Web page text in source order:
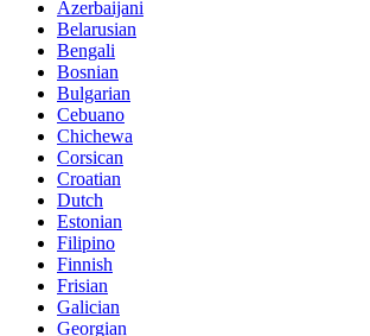
Azerbaijani
Belarusian
Bengali
Bosnian
Bulgarian
Cebuano
Chichewa
Corsican
Croatian
Dutch
Estonian
Filipino
Finnish
Frisian
Galician
Georgian